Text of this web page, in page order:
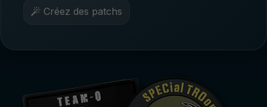
Créez des patchs